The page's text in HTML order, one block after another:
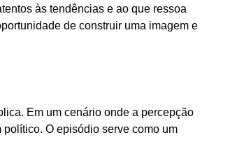
às tendências e ao que ressoa
de construir uma imagem e
Em um cenário onde a percepção
O episódio serve como um